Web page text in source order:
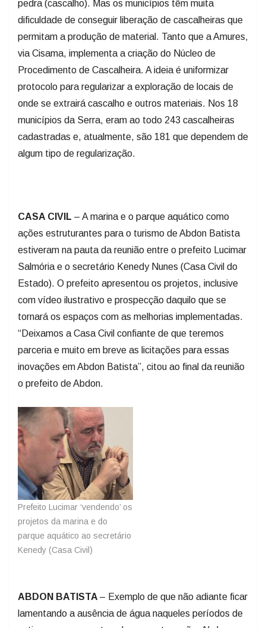
pedra (cascalho). Mas os municípios têm muita
dificuldade de conseguir liberação de cascalheiras que
permitam a produção de material. Tanto que a Amures,
via Cisama, implementa a criação do Núcleo de
Procedimento de Cascalheira. A ideia é uniformizar
protocolo para regularizar a exploração de locais de
onde se extrairá cascalho e outros materiais. Nos 18
municípios da Serra, eram ao todo 243 cascalheiras
cadastradas e, atualmente, são 181 que dependem de
algum tipo de regularização.
CASA CIVIL – A marina e o parque aquático como
ações estruturantes para o turismo de Abdon Batista
estiveram na pauta da reunião entre o prefeito Lucimar
Salmória e o secretário Kenedy Nunes (Casa Civil do
Estado). O prefeito apresentou os projetos, inclusive
com vídeo ilustrativo e prospecção daquilo que se
tornará os espaços com as melhorias implementadas.
“Deixamos a Casa Civil confiante de que teremos
parceria e muito em breve as licitações para essas
inovações em Abdon Batista”, citou ao final da reunião
o prefeito de Abdon.
Prefeito Lucimar ‘vendendo’ os
projetos da marina e do
parque aquático ao secretário
Kenedy (Casa Civil)
ABDON BATISTA – Exemplo de que não adiante ficar
lamentando a ausência de água naqueles períodos de